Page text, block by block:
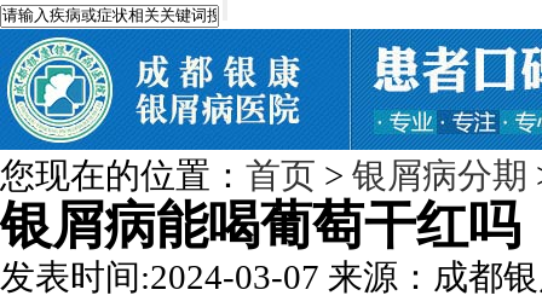
您现在的位置： 首页 > 银屑病分期
银屑病能喝葡萄干红吗
发表时间:2024-03-07 来源：成都